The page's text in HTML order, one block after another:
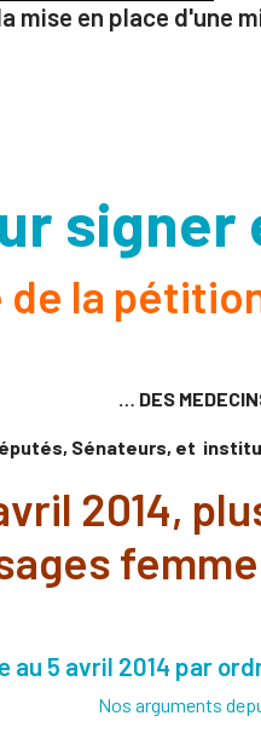
mise en place d'une
signer
de la
… DES
Sénateurs, et
2014,
au 5 avril 2014 par
Nos arguments